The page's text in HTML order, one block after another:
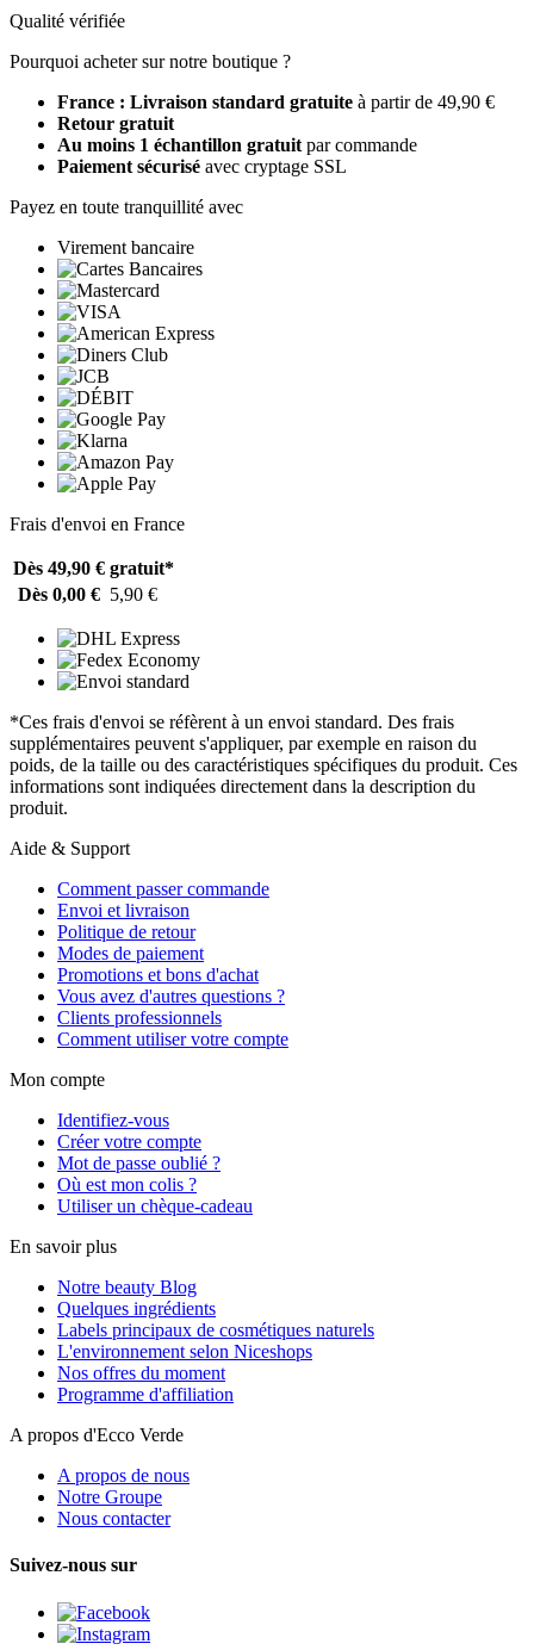
Qualité vérifiée
Pourquoi acheter sur notre boutique ?
France : Livraison standard gratuite à partir de 49,90 €
Retour gratuit
Au moins 1 échantillon gratuit par commande
Paiement sécurisé avec cryptage SSL
Payez en toute tranquillité avec
Virement bancaire
Frais d'envoi en France
Dès 49,90 € gratuit*
Dès 0,00 € 5,90 €
*Ces frais d'envoi se réfèrent à un envoi standard. Des frais
supplémentaires peuvent s'appliquer, par exemple en raison du
poids, de la taille ou des caractéristiques spécifiques du produit. Ces
informations sont indiquées directement dans la description du
produit.
Aide & Support
Comment passer commande
Envoi et livraison
Politique de retour
Modes de paiement
Promotions et bons d'achat
Vous avez d'autres questions ?
Clients professionnels
Comment utiliser votre compte
Mon compte
Identifiez-vous
Créer votre compte
Mot de passe oublié ?
Où est mon colis ?
Utiliser un chèque-cadeau
En savoir plus
Notre beauty Blog
Quelques ingrédients
Labels principaux de cosmétiques naturels
L'environnement selon Niceshops
Nos offres du moment
Programme d'affiliation
A propos d'Ecco Verde
A propos de nous
Notre Groupe
Nous contacter
Suivez-nous sur